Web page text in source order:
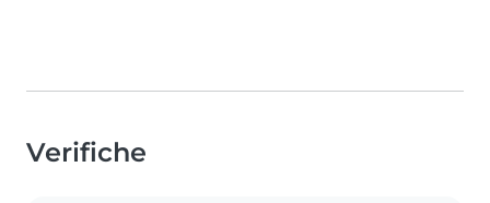
Verifiche